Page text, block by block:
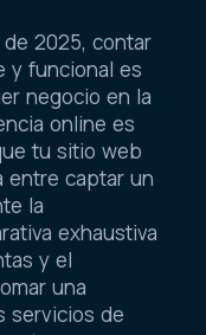
2025, contar
y funcional es
negocio en la
online es
tu sitio web
entre captar un
la
exhaustiva
y el
una
servicios de